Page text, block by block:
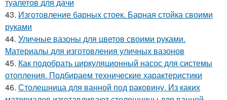
43. Изготовление барных стоек. Барная стойка своими
руками
44. Уличные вазоны для цветов своими руками.
Материалы для изготовления уличных вазонов
45. Как подобрать циркуляционный насос для системы
отопления. Подбираем технические характеристики
46. Столешница для ванной под раковину. Из каких